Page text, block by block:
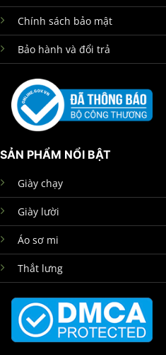
Chính sách bảo mật
Bảo hành và đổi trả
SẢN PHẨM NỔI BẬT
Giày chạy
Giày lười
Áo sơ mi
Thắt lưng